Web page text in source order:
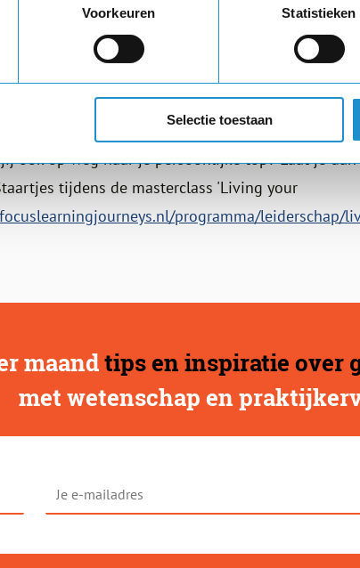
Voorkeuren Statistieken
Selectie toestaan
1999 de eerste Nederlandse vrouw op de
ook op weg naar je persoonlijke top? Laat je
tijdens de masterclass 'Living your
programma/leiderschap/
maandtips en inspiratie over
met wetenschap en
Je
e-